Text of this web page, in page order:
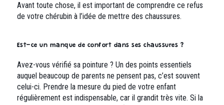
Avant toute chose, il est important de comprendre ce refus
de votre chérubin à l’idée de mettre des chaussures.
Est-ce un manque de confort dans ses chaussures ?
Avez-vous vérifié sa pointure ? Un des points essentiels
auquel beaucoup de parents ne pensent pas, c’est souvent
celui-ci. Prendre la mesure du pied de votre enfant
régulièrement est indispensable, car il grandit très vite. Si la